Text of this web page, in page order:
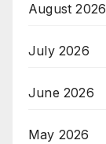
August 2026
July 2026
June 2026
May 2026